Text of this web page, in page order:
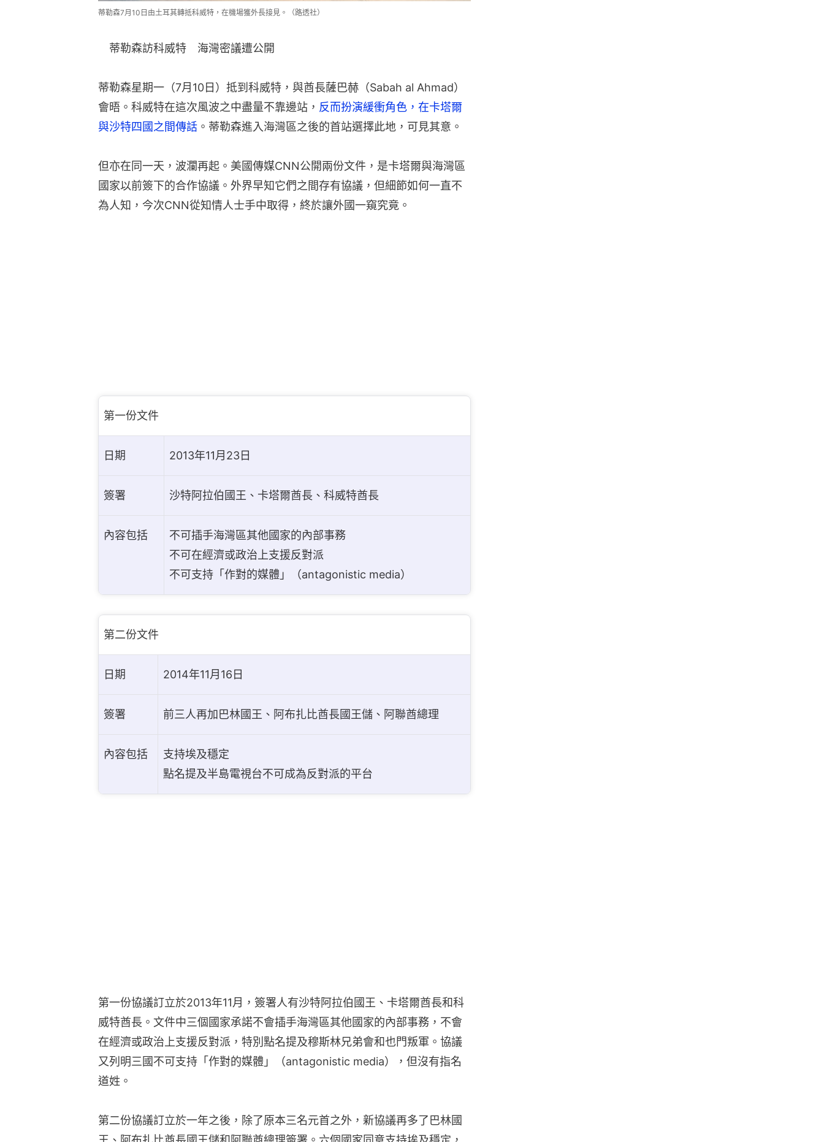
蒂勒森7月10日由土耳其轉抵科威特，在機場獲外長接見。（路透社）
蒂勒森訪科威特　海灣密議遭公開
蒂勒森星期一（7月10日）抵到科威特，與酋長薩巴赫（Sabah al Ahmad）
會晤。科威特在這次風波之中盡量不靠邊站， 反而扮演緩衝角色，在卡塔爾
與沙特四國之間傳話 。蒂勒森進入海灣區之後的首站選擇此地，可見其意。
但亦在同一天，波瀾再起。美國傳媒CNN公開兩份文件，是卡塔爾與海灣區
國家以前簽下的合作協議。外界早知它們之間存有協議，但細節如何一直不
為人知，今次CNN從知情人士手中取得，終於讓外國一窺究竟。
第一份文件
日期 2013年11月23日
簽署 沙特阿拉伯國王、卡塔爾酋長、科威特酋長
內容包括
不可插手海灣區其他國家的內部事務
不可在經濟或政治上支援反對派
不可支持「作對的媒體」（antagonistic media）
第二份文件
日期 2014年11月16日
簽署 前三人再加巴林國王、阿布扎比酋長國王儲、阿聯酋總理
內容包括
支持埃及穩定
點名提及半島電視台不可成為反對派的平台
第一份協議訂立於2013年11月，簽署人有沙特阿拉伯國王、卡塔爾酋長和科
威特酋長。文件中三個國家承諾不會插手海灣區其他國家的內部事務，不會
在經濟或政治上支援反對派，特別點名提及穆斯林兄弟會和也門叛軍。協議
又列明三國不可支持「作對的媒體」（antagonistic media），但沒有指名
道姓。
第二份協議訂立於一年之後，除了原本三名元首之外，新協議再多了巴林國